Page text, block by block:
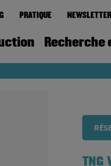
PRATIQUE NEWSLETTER
TNG